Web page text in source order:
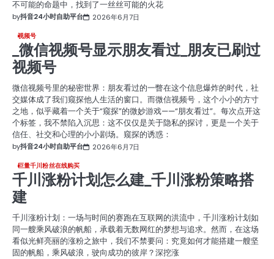
不可能的命题中，找到了一丝丝可能的火花
by抖音24小时自助平台 2026年6月7日
视频号
_微信视频号显示朋友看过_朋友已刷过
视频号
微信视频号里的秘密世界：朋友看过的一瞥在这个信息爆炸的时代，社
交媒体成了我们窥探他人生活的窗口。而微信视频号，这个小小的方寸
之地，似乎藏着一个关于“窥探”的微妙游戏——“朋友看过”。每次点开这
个标签，我不禁陷入沉思：这不仅仅是关于隐私的探讨，更是一个关于
信任、社交和心理的小小剧场。窥探的诱惑：
by抖音24小时自助平台 2026年6月7日
巨量千川粉丝在线购买
千川涨粉计划怎么建_千川涨粉策略搭
建
千川涨粉计划：一场与时间的赛跑在互联网的洪流中，千川涨粉计划如
同一艘乘风破浪的帆船，承载着无数网红的梦想与追求。然而，在这场
看似光鲜亮丽的涨粉之旅中，我们不禁要问：究竟如何才能搭建一艘坚
固的帆船，乘风破浪，驶向成功的彼岸？深挖涨